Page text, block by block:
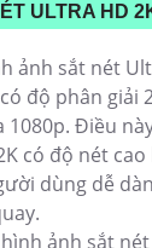
ULTRA HD
ảnh sắt nét
độ phân giải
1080p. Điều
có độ nét
dùng dễ
ảnh sắt